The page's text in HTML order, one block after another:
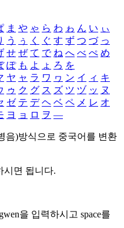
ま や ゃ ら わ ゎ ん い ぃ
う ぅ く ぐ す ず つ づ っ
せ ぜ て で ね へ べ ぺ め
ぽ も よ ょ ろ を
ヤ ャ ラ ワ ヮ ン イ ィ キ
ゥ ク グ ス ズ ツ ヅ ッ ヌ
ゼ テ デ ヘ ベ ペ メ レ オ
ヨ ョ ロ ヲ ―
음)방식으로 중국어를 변환
시면 됩니다.
을 입력하시고 space를